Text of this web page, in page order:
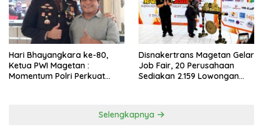
Hari Bhayangkara ke-80,
Ketua PWI Magetan :
Momentum Polri Perkuat
Disnakertrans Magetan Gelar
Job Fair, 20 Perusahaan
Sediakan 2.159 Lowongan
Selengkapnya